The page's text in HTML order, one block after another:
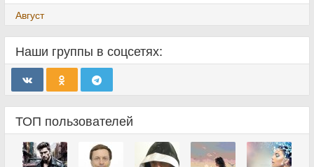
Август
Наши группы в соцсетях:
ТОП пользователей